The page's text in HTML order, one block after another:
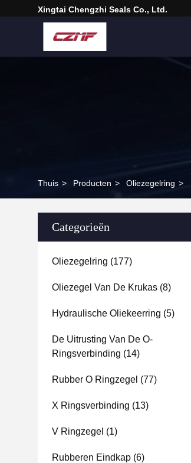
Xingtai Chengzhi Seals Co., Ltd.
Thuis > Producten > Oliezegelring >
Categorieën
Oliezegelring (177)
Oliezegel Van De Krukas (8)
Hydraulische Oliekeerring (5)
De Uitrusting Van De O-
Ringsverbinding (14)
Rubber O Ringzegel (77)
X Ringsverbinding (13)
V Ringzegel (1)
Rubberen Eindkap (6)